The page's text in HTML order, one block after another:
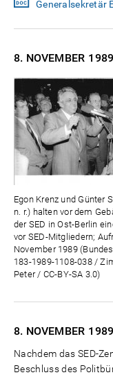
Generalsekretär
8. NOVEMBER 1989
Egon Krenz und Günter
n. r.) halten vor dem
der SED in Ost-Berlin
vor SED-Mitgliedern;
November 1989
183-1989-1108-038 /
Peter / CC-BY-SA 3.0)
8. NOVEMBER 1989
Nachdem das SED-
Beschluss des